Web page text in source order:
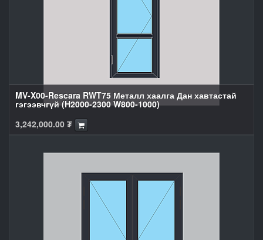
MV-X00-Rescara RWT75 Металл хаалга Дан хавтастай
гэгээвчгүй (H2000-2300 W800-1000)
3,242,000.00 ₮